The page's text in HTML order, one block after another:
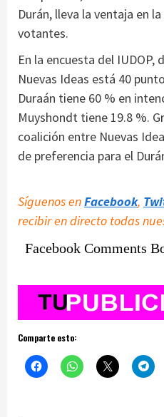
Durán, lleva la ventaja en
votantes.
En la encuesta del IUDOP,
Nuevas Ideas está 40
Duraán tiene 60 % en
Muyshondt tiene 19.8 %.
coalición entre Nuevas
de preferencia para el
Síguenos enFacebook,
recibir en directo todas
Facebook Comments
Comparte esto: